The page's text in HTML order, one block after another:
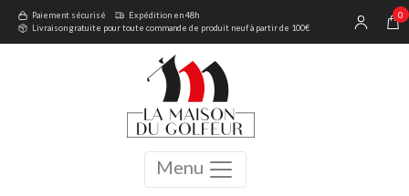
Menu
Paiement sécurisé
Expédition en 48h
Livraison gratuite pour toute commande de produit neuf à partir de 100€
0